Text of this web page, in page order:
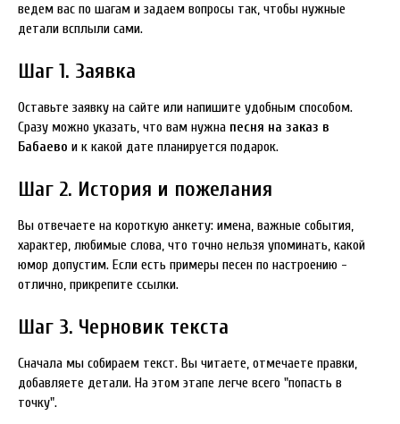
ведем вас по шагам и задаем вопросы так, чтобы нужные
детали всплыли сами.
Шаг 1. Заявка
Оставьте заявку на сайте или напишите удобным способом.
Сразу можно указать, что вам нужна песня на заказ в
Бабаево и к какой дате планируется подарок.
Шаг 2. История и пожелания
Вы отвечаете на короткую анкету: имена, важные события,
характер, любимые слова, что точно нельзя упоминать, какой
юмор допустим. Если есть примеры песен по настроению -
отлично, прикрепите ссылки.
Шаг 3. Черновик текста
Сначала мы собираем текст. Вы читаете, отмечаете правки,
добавляете детали. На этом этапе легче всего "попасть в
точку".